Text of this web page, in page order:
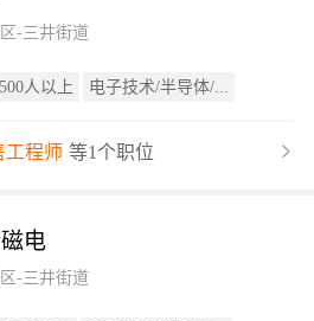
-三井街道
500人以上 电子技术/半导体/...
工程师 等1个职位
电
-三井街道